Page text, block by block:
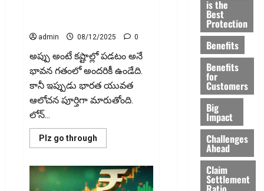
a
Waiting
admin 08/12/2025 0
అప్పు అంటే కష్టాల్లో పడటం అనే
భావన గ‌తంలో అంద‌రికీ ఉండేది.
కానీ ఇప్పుడు భారత యువత
ఆలోచన పూర్తిగా మారుతోంది.
లోన్...
Plz go through
more
అనేది
బతకడానికి
కాదు..
is the
Best
Protection
Benefits
Benefits
for
Customers
Big
Impact
Challenges
Ahead
Claim
Settlement